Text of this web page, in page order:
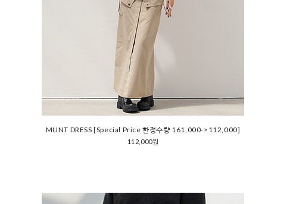
MUNT DRESS [Special Price 한정수량 161,000->112,000]
112,000원